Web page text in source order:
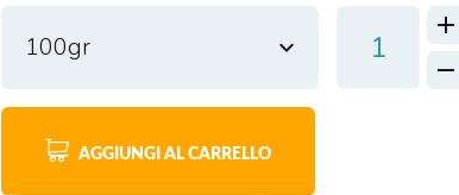
100gr
AGGIUNGI AL CARRELLO